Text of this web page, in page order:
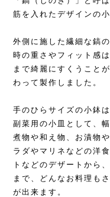
筋を入れたデザインの小
外側に施した繊細な鎬
時の重さやフィット感
まで綺麗にすくうこと
わって製作しました。
手のひらサイズの小鉢
副菜用の小皿として、
煮物や和え物、お漬物
ラダやマリネなどの洋
トなどのデザートから
まで、どんなお料理も
が出来ます。